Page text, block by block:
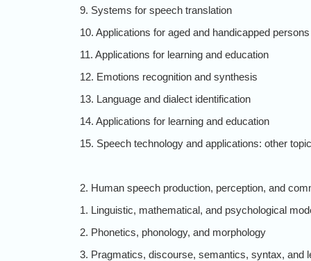
9. Systems for speech translation
10. Applications for aged and handicapped persons
11. Applications for learning and education
12. Emotions recognition and synthesis
13. Language and dialect identification
14. Applications for learning and education
15. Speech technology and applications: other
2. Human speech production, perception, and
1. Linguistic, mathematical, and psychological
2. Phonetics, phonology, and morphology
3. Pragmatics, discourse, semantics, syntax, and